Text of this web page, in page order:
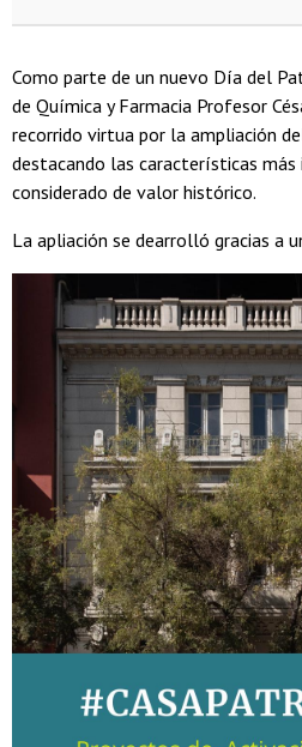
Como parte de un nuevo Día del
de Química y Farmacia Profesor
recorrido virtua por la ampliación
destacando las características
considerado de valor histórico.
La apliación se dearrolló gracias a